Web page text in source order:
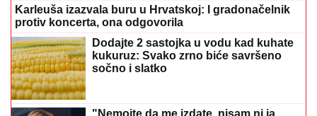
Karleuša izazvala buru u Hrvatskoj: I gradonačelnik
protiv koncerta, ona odgovorila
Dodajte 2 sastojka u vodu kad kuhate
kukuruz: Svako zrno biće savršeno
sočno i slatko